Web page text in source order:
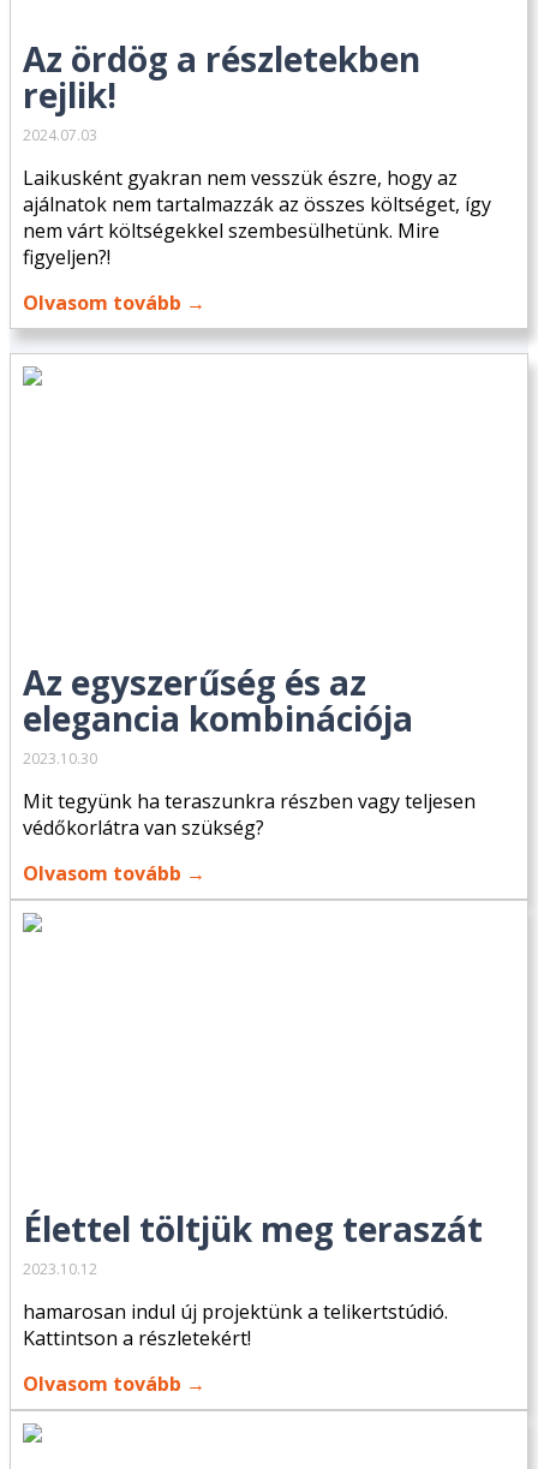
Az ördög a részletekben
rejlik!
2024.07.03
Laikusként gyakran nem vesszük észre, hogy az
ajálnatok nem tartalmazzák az összes költséget, így
nem várt költségekkel szembesülhetünk. Mire
figyeljen?!
Olvasom tovább →
Az egyszerűség és az
elegancia kombinációja
2023.10.30
Mit tegyünk ha teraszunkra részben vagy teljesen
védőkorlátra van szükség?
Olvasom tovább →
Élettel töltjük meg teraszát
2023.10.12
hamarosan indul új projektünk a telikertstúdió.
Kattintson a részletekért!
Olvasom tovább →